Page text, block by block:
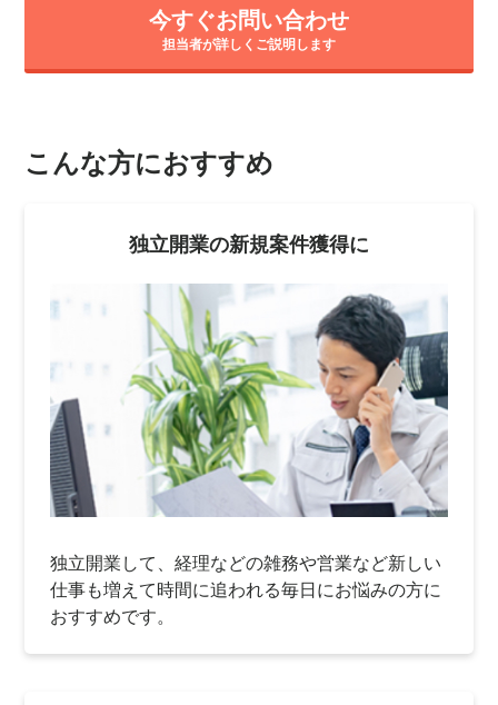
今すぐお問い合わせ
担当者が詳しくご説明します
こんな方におすすめ
独立開業の新規案件獲得に
独立開業して、経理などの雑務や営業など新しい
仕事も増えて時間に追われる毎日にお悩みの方に
おすすめです。